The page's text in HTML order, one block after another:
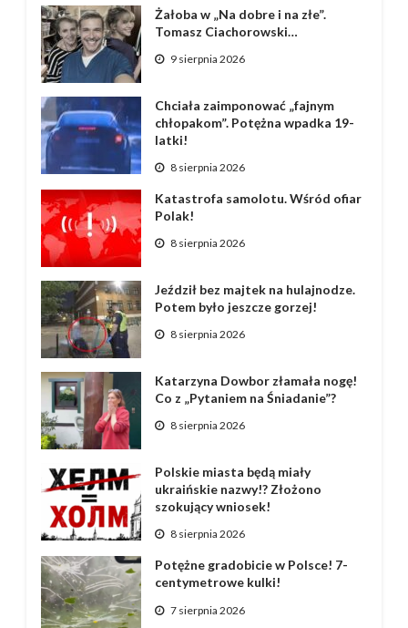
Żałoba w „Na dobre i na złe”.
Tomasz Ciachorowski…
9 sierpnia 2026
Chciała zaimponować „fajnym
chłopakom”. Potężna wpadka 19-
latki!
8 sierpnia 2026
Katastrofa samolotu. Wśród ofiar
Polak!
8 sierpnia 2026
Jeździł bez majtek na hulajnodze.
Potem było jeszcze gorzej!
8 sierpnia 2026
Katarzyna Dowbor złamała nogę!
Co z „Pytaniem na Śniadanie”?
8 sierpnia 2026
Polskie miasta będą miały
ukraińskie nazwy!? Złożono
szokujący wniosek!
8 sierpnia 2026
Potężne gradobicie w Polsce! 7-
centymetrowe kulki!
7 sierpnia 2026